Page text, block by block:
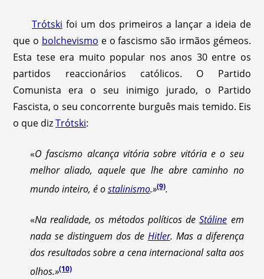
Trótski foi um dos primeiros a lançar a ideia de
que o bolchevismo e o fascismo são irmãos gémeos.
Esta tese era muito popular nos anos 30 entre os
partidos reaccionários católicos. O Partido
Comunista era o seu inimigo jurado, o Partido
Fascista, o seu concorrente burguês mais temido. Eis
o que dizTrótski:
«O fascismo alcança vitória sobre vitória e o seu
melhor aliado, aquele que lhe abre caminho no
mundo inteiro, é ostalinismo.»(9).
«Na realidade, os métodos políticos deStáline em
nada se distinguem dos de Hitler. Mas a diferença
dos resultados sobre a cena internacional salta aos
olhos.»(10)